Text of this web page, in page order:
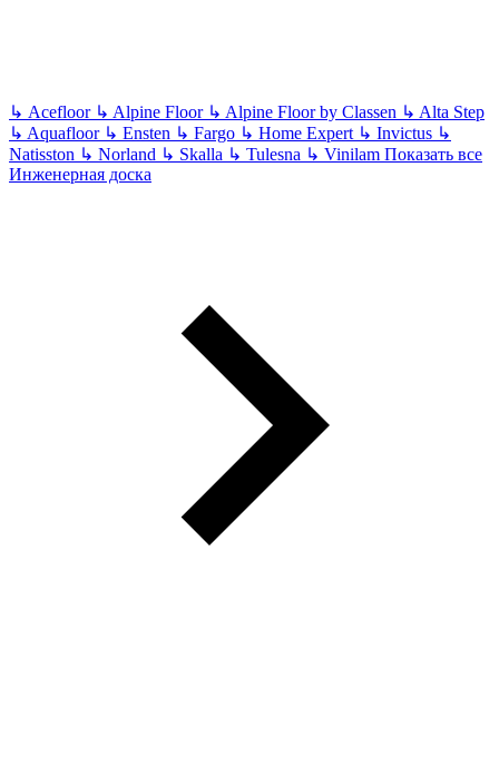
↳ Acefloor ↳ Alpine Floor ↳ Alpine Floor by Classen ↳ Alta Step
↳ Aquafloor ↳ Ensten ↳ Fargo ↳ Home Expert ↳ Invictus ↳
Natisston ↳ Norland ↳ Skalla ↳ Tulesna ↳ Vinilam Показать все
Инженерная доска